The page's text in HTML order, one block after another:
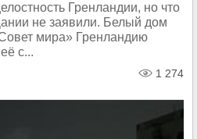
Гренландии, но что
не заявили. Белый дом
мира» Гренландию
с...
1 274